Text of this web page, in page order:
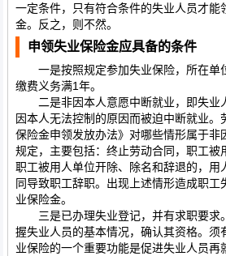
一定条件，只有符合条件的失业人员才能
金。反之，则不然。
申领失业保险金应具备的条件
一是按照规定参加失业保险，所在单
缴费义务满1年。
二是非因本人意愿中断就业，即失业
因本人无法控制的原因而被迫中断就业。
保险金申领发放办法》对哪些情形属于非
规定，主要包括：终止劳动合同，职工被
职工被用人单位开除、除名和辞退的，用
同导致职工辞职。出现上述情形造成职工
业保险金。
三是已办理失业登记，并有求职要求
握失业人员的基本情况，确认其资格。须
业保险的一个重要功能是促进失业人员再